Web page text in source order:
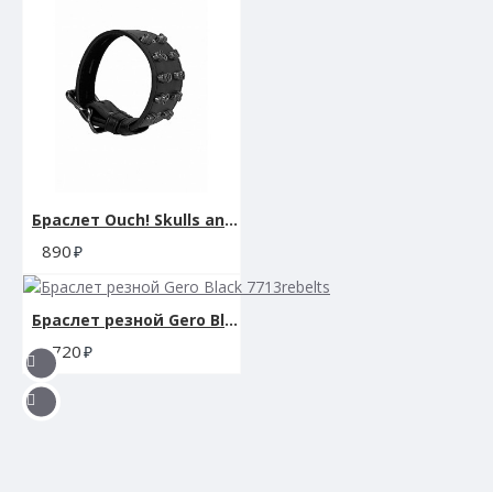
Браслет Ouch! Skulls and Bones Black SH-OU283BLK
890
Браслет резной Gero Black 7713rebelts
1720